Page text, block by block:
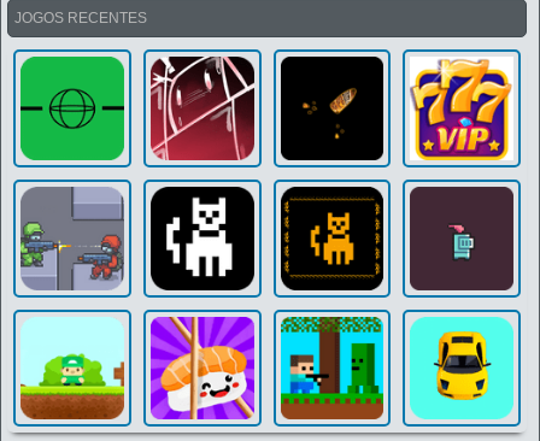
JOGOS RECENTES